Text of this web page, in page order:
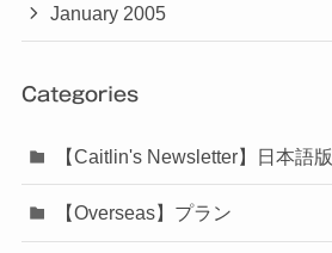
January 2005
Categories
【Caitlin's Newsletter】日本語版
【Overseas】プラン